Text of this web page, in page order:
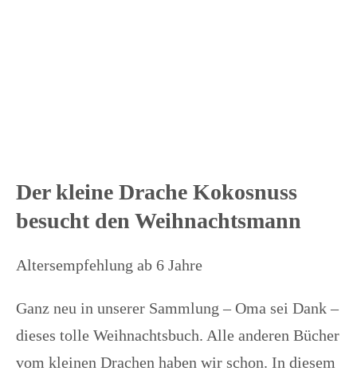
Der kleine Drache Kokosnuss
besucht den Weihnachtsmann
Altersempfehlung ab 6 Jahre
Ganz neu in unserer Sammlung – Oma sei Dank –
dieses tolle Weihnachtsbuch. Alle anderen Bücher
vom kleinen Drachen haben wir schon. In diesem